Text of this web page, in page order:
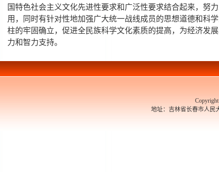
国特色社会主义文化先进性要求和广泛性要求结合起来，努
用，同时有针对性地加强广大统一战线成员的思想道德和科
柱的牢固确立，促进全民族科学文化素质的提高，为经济发
力和智力支持。
Copyright 东
地址：吉林省长春市人民